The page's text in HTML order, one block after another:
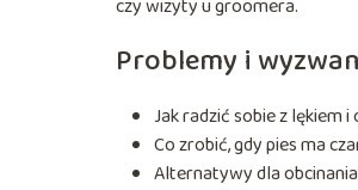
czy wizyty u groomera.
Problemy i
Jak radzić sobie z lękiem
Co zrobić, gdy pies ma
Alternatywy dla